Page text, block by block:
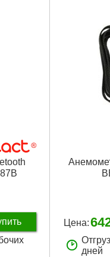
ветра,
Габариты
Вес брутто:
Цена:
дней